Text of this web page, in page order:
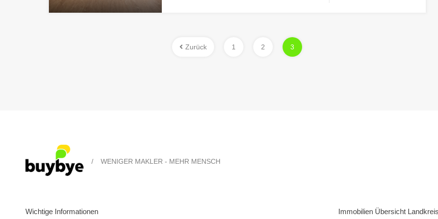
Zurück 1 2 3
/ WENIGER MAKLER - MEHR MENSCH
Wichtige Informationen Immobilien Übersicht